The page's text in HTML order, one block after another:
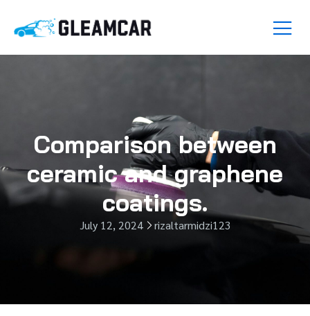
Comparison between
ceramic and graphene
coatings.
July 12, 2024 rizaltarmidzi123